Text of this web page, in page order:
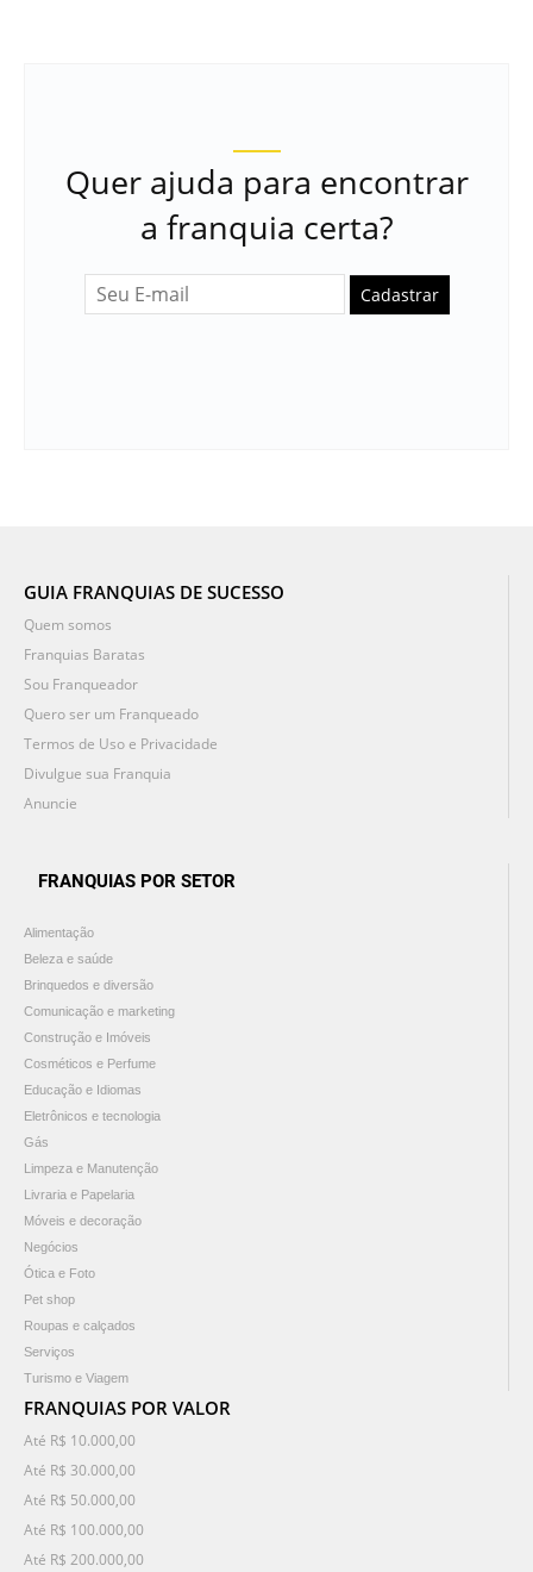
Quer ajuda para encontrar
a franquia certa?
Cadastrar
GUIA FRANQUIAS DE SUCESSO
Quem somos
Franquias Baratas
Sou Franqueador
Quero ser um Franqueado
Termos de Uso e Privacidade
Divulgue sua Franquia
Anuncie
FRANQUIAS POR SETOR
Alimentação
Beleza e saúde
Brinquedos e diversão
Comunicação e marketing
Construção e Imóveis
Cosméticos e Perfume
Educação e Idiomas
Eletrônicos e tecnologia
Gás
Limpeza e Manutenção
Livraria e Papelaria
Móveis e decoração
Negócios
Ótica e Foto
Pet shop
Roupas e calçados
Serviços
Turismo e Viagem
FRANQUIAS POR VALOR
Até R$ 10.000,00
Até R$ 30.000,00
Até R$ 50.000,00
Até R$ 100.000,00
Até R$ 200.000,00